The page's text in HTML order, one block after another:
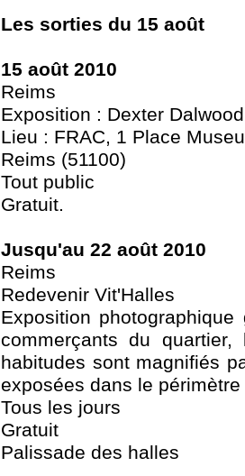
Les sorties du 15 août
15 août 2010
Reims
Exposition : Dexter Dalwood
Lieu : FRAC, 1 Place
Reims (51100)
Tout public
Gratuit.
Jusqu'au 22 août 2010
Reims
Redevenir Vit'Halles
Exposition
commerçants du
habitudes sont magnifiés
exposées dans le
Tous les jours
Gratuit
Palissade des halles